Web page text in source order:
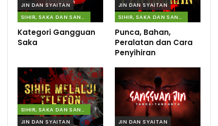
JIN DAN SYAITAN
SIHIR, SAKA DAN SANTAU
Kategori Gangguan
Saka
JIN DAN SYAITAN
SIHIR, SAKA DAN SANTAU
Punca, Bahan,
Peralatan dan Cara
Penyihiran
SIHIR, SAKA DAN SANTAU
JIN DAN SYAITAN
JIN DAN SYAITAN